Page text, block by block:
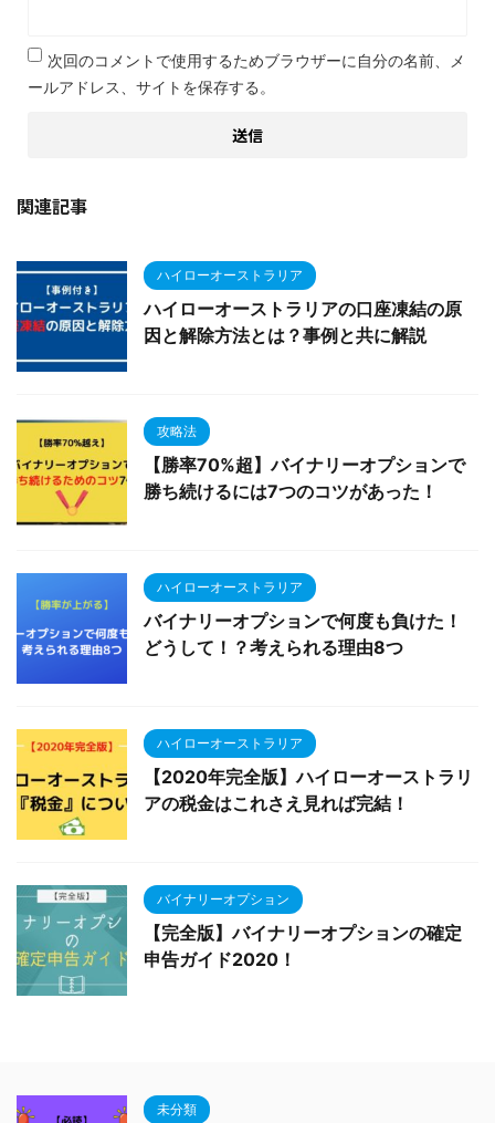
次回のコメントで使用するためブラウザーに自分の名前、メ
ールアドレス、サイトを保存する。
関連記事
ハイローオーストラリア
ハイローオーストラリアの口座凍結の原
因と解除方法とは？事例と共に解説
攻略法
【勝率70%超】バイナリーオプションで
勝ち続けるには7つのコツがあった！
ハイローオーストラリア
バイナリーオプションで何度も負けた！
どうして！？考えられる理由8つ
ハイローオーストラリア
【2020年完全版】ハイローオーストラリ
アの税金はこれさえ見れば完結！
バイナリーオプション
【完全版】バイナリーオプションの確定
申告ガイド2020！
未分類